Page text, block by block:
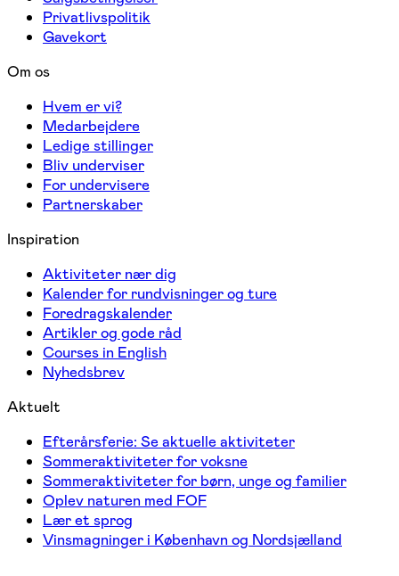
Privatlivspolitik
Gavekort
Om os
Hvem er vi?
Medarbejdere
Ledige stillinger
Bliv underviser
For undervisere
Partnerskaber
Inspiration
Aktiviteter nær dig
Kalender for rundvisninger og ture
Foredragskalender
Artikler og gode råd
Courses in English
Nyhedsbrev
Aktuelt
Efterårsferie: Se aktuelle aktiviteter
Sommeraktiviteter for voksne
Sommeraktiviteter for børn, unge og familier
Oplev naturen med FOF
Lær et sprog
Vinsmagninger i København og Nordsjælland